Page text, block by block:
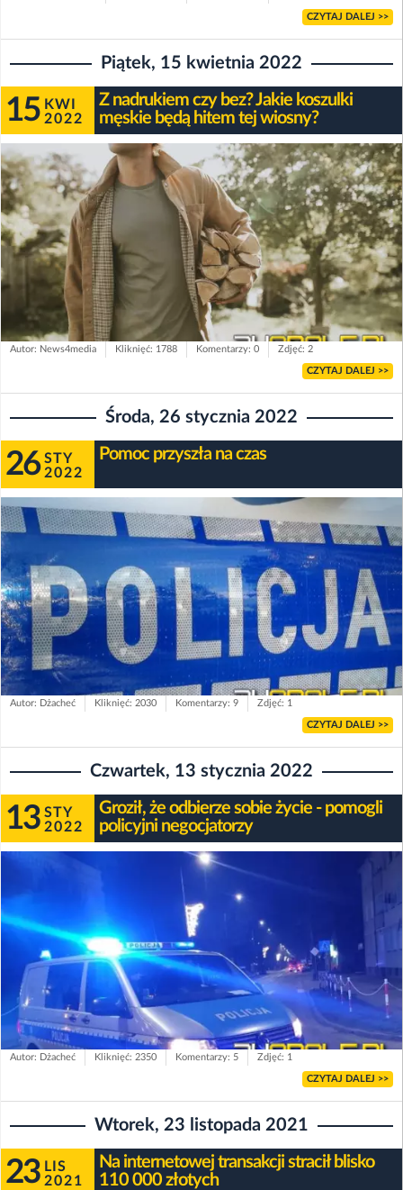
CZYTAJ DALEJ >>
Piątek, 15 kwietnia 2022
15 KWI
2022
Z nadrukiem czy bez? Jakie koszulki
męskie będą hitem tej wiosny?
Autor: News4media Kliknięć: 1788 Komentarzy: 0 Zdjęć: 2
CZYTAJ DALEJ >>
Środa, 26 stycznia 2022
26 STY
2022
Pomoc przyszła na czas
Autor: Dżacheć Kliknięć: 2030 Komentarzy: 9 Zdjęć: 1
CZYTAJ DALEJ >>
Czwartek, 13 stycznia 2022
13 STY
2022
Groził, że odbierze sobie życie - pomogli
policyjni negocjatorzy
Autor: Dżacheć Kliknięć: 2350 Komentarzy: 5 Zdjęć: 1
CZYTAJ DALEJ >>
Wtorek, 23 listopada 2021
23 LIS
2021
Na internetowej transakcji stracił blisko
110 000 złotych